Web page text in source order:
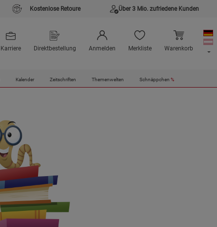
Kostenlose Retoure Über 3 Mio. zufriedene Kunden
Karriere Direktbestellung Anmelden Merkliste Warenkorb
Kalender Zeitschriften Themenwelten Schnäppchen %